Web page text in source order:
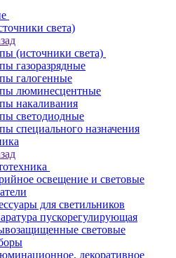
света)
(источники света)
газоразрядные
галогенные
люминесцентные
накаливания
светодиодные
специального назначения
освещение и световые
для светильников
пускорегулирующая
световые
декоративное